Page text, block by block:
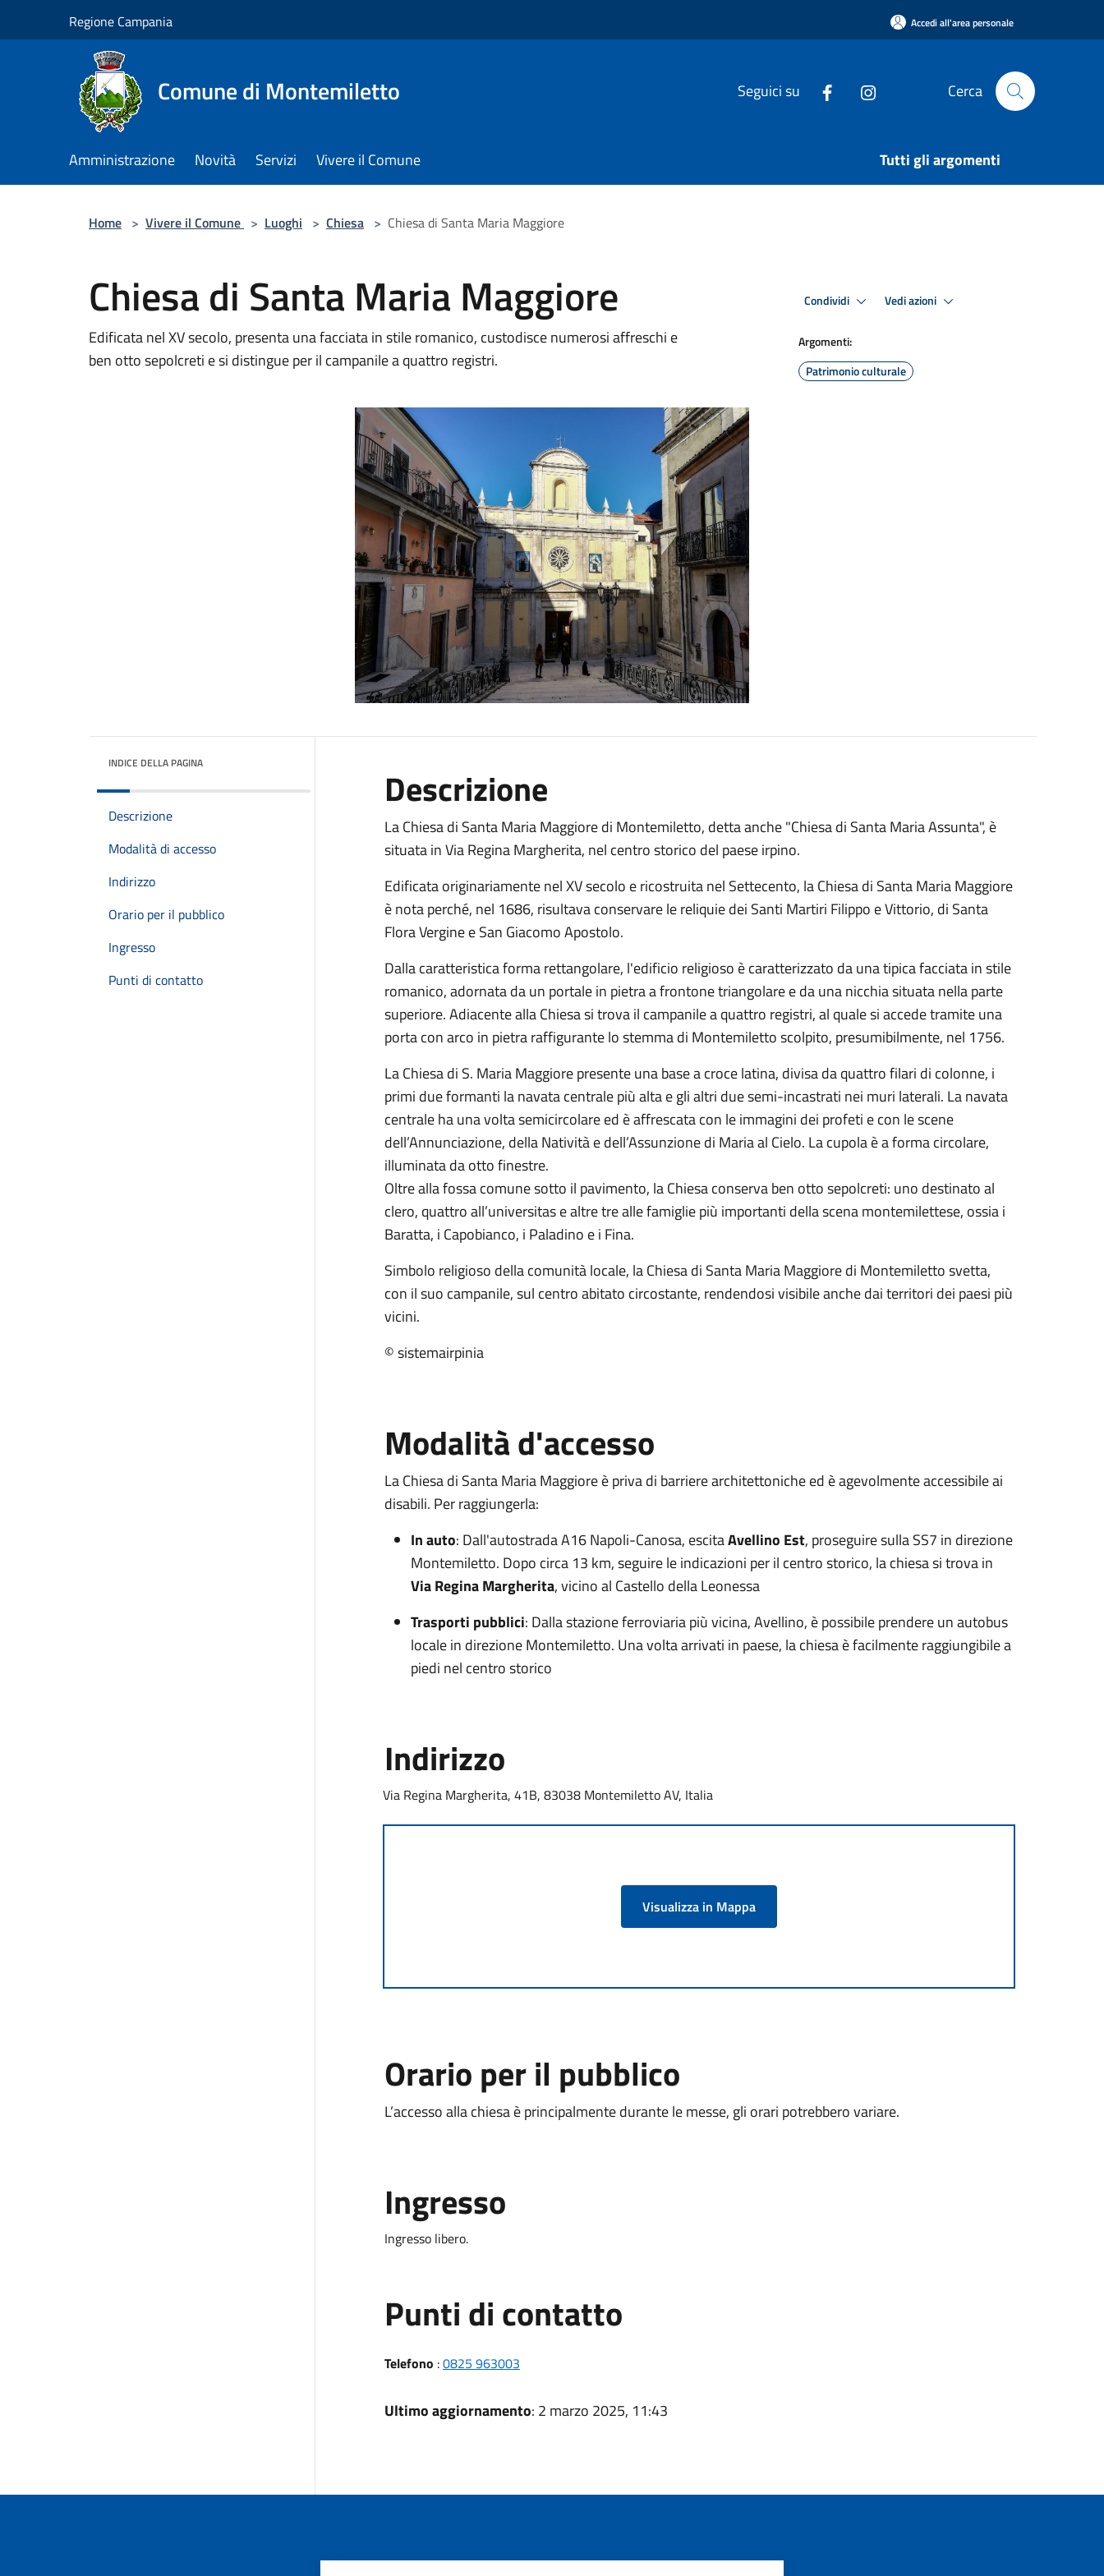
Regione Campania Accedi all'area personale
Comune di Montemiletto Seguici su Cerca
Amministrazione Novità Servizi Vivere il Comune Tutti gli argomenti
Home > Vivere il Comune > Luoghi > Chiesa > Chiesa di Santa Maria Maggiore
Chiesa di Santa Maria Maggiore
Edificata nel XV secolo, presenta una facciata in stile romanico, custodisce numerosi affreschi e
ben otto sepolcreti e si distingue per il campanile a quattro registri.
Condividi Vedi azioni
Argomenti:
Patrimonio culturale
INDICE DELLA PAGINA
Descrizione
Modalità di accesso
Indirizzo
Orario per il pubblico
Ingresso
Punti di contatto
Descrizione
La Chiesa di Santa Maria Maggiore di Montemiletto, detta anche "Chiesa di Santa Maria Assunta", è
situata in Via Regina Margherita, nel centro storico del paese irpino.
Edificata originariamente nel XV secolo e ricostruita nel Settecento, la Chiesa di Santa Maria Maggiore
è nota perché, nel 1686, risultava conservare le reliquie dei Santi Martiri Filippo e Vittorio, di Santa
Flora Vergine e San Giacomo Apostolo.
Dalla caratteristica forma rettangolare, l'edificio religioso è caratterizzato da una tipica facciata in stile
romanico, adornata da un portale in pietra a frontone triangolare e da una nicchia situata nella parte
superiore. Adiacente alla Chiesa si trova il campanile a quattro registri, al quale si accede tramite una
porta con arco in pietra raffigurante lo stemma di Montemiletto scolpito, presumibilmente, nel 1756.
La Chiesa di S. Maria Maggiore presente una base a croce latina, divisa da quattro filari di colonne, i
primi due formanti la navata centrale più alta e gli altri due semi-incastrati nei muri laterali. La navata
centrale ha una volta semicircolare ed è affrescata con le immagini dei profeti e con le scene
dell’Annunciazione, della Natività e dell’Assunzione di Maria al Cielo. La cupola è a forma circolare,
illuminata da otto finestre.
Oltre alla fossa comune sotto il pavimento, la Chiesa conserva ben otto sepolcreti: uno destinato al
clero, quattro all’universitas e altre tre alle famiglie più importanti della scena montemilettese, ossia i
Baratta, i Capobianco, i Paladino e i Fina.
Simbolo religioso della comunità locale, la Chiesa di Santa Maria Maggiore di Montemiletto svetta,
con il suo campanile, sul centro abitato circostante, rendendosi visibile anche dai territori dei paesi più
vicini.
© sistemairpinia
Modalità d'accesso
La Chiesa di Santa Maria Maggiore è priva di barriere architettoniche ed è agevolmente accessibile ai
disabili. Per raggiungerla:
In auto: Dall'autostrada A16 Napoli-Canosa, escitaAvellino Est, proseguire sulla SS7 in direzione
Montemiletto. Dopo circa 13 km, seguire le indicazioni per il centro storico, la chiesa si trova in
Via Regina Margherita, vicino al Castello della Leonessa
Trasporti pubblici: Dalla stazione ferroviaria più vicina, Avellino, è possibile prendere un autobus
locale in direzione Montemiletto. Una volta arrivati in paese, la chiesa è facilmente raggiungibile a
piedi nel centro storico
Indirizzo
Via Regina Margherita, 41B, 83038 Montemiletto AV, Italia
Visualizza in Mappa
Orario per il pubblico
L’accesso alla chiesa è principalmente durante le messe, gli orari potrebbero variare.
Ingresso
Ingresso libero.
Punti di contatto
Telefono :0825 963003
Ultimo aggiornamento: 2 marzo 2025, 11:43